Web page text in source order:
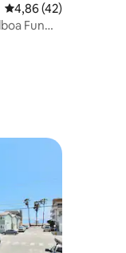
4,86 de uma
4,86 (42)
Fun